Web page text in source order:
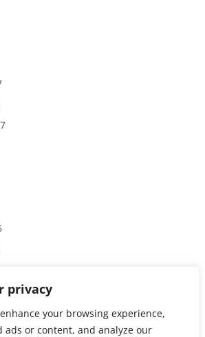
privacy
your browsing experience,
ads or content, and analyze our